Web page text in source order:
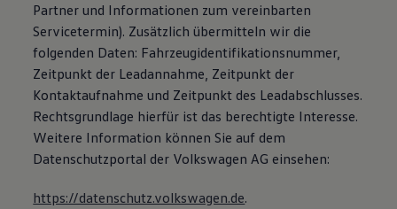
Partner und Informationen zum vereinbarten
Servicetermin). Zusätzlich übermitteln wir die
folgenden Daten: Fahrzeugidentifikationsnummer,
Zeitpunkt der Leadannahme, Zeitpunkt der
Kontaktaufnahme und Zeitpunkt des Leadabschlusses.
Rechtsgrundlage hierfür ist das berechtigte Interesse.
Weitere Information können Sie auf dem
Datenschutzportal der Volkswagen AG einsehen:
https://datenschutz.volkswagen.de.